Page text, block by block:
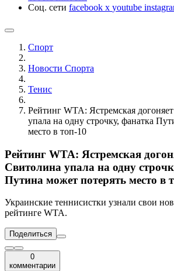
Соц. сети facebook x youtube
Спорт
Новости Cпорта
Тенис
Рейтинг WTA: Ястремская
упала на одну строчку, фанатка
место в топ-10
Рейтинг WTA: Ястремская
Свитолина упала на одну
Путина может потерять место в
Украинские теннисистки узнали свои
рейтинге WTA.
Поделиться
0
комментарии